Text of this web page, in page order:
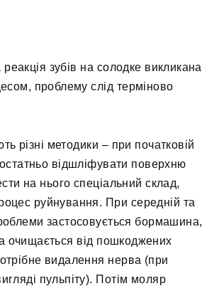
зубів на солодке викликана
проблему слід терміново
різні методики – при початковій
відшліфувати поверхню
на нього спеціальний склад,
руйнування. При середній та
застосовується бормашина,
очищається від пошкоджених
видалення нерва (при
пульпіту). Потім моляр